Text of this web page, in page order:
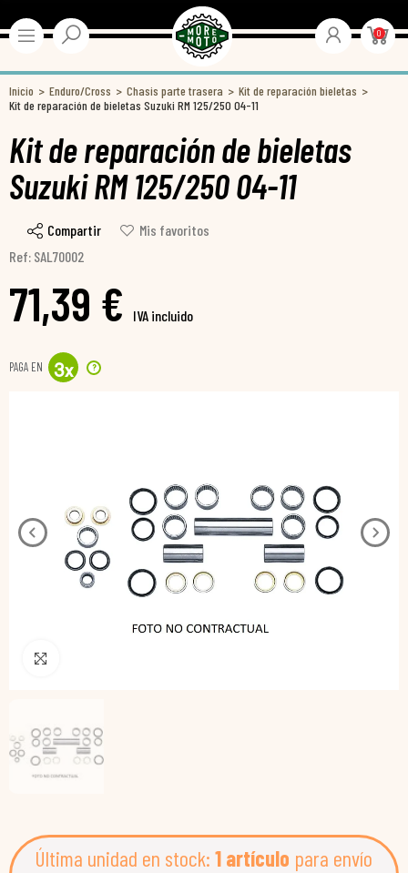
0
Inicio Enduro/Cross Chasis parte trasera
Kit de reparación bieletas
Kit de reparación de bieletas Suzuki RM 125/250 04-11
Kit de reparación de bieletas
Suzuki RM 125/250 04-11
Compartir
Mis favoritos
Ref: SAL70002
71,39 € IVA incluido
PAGA EN 3x ?
Última unidad en stock: 1 artículo para envío